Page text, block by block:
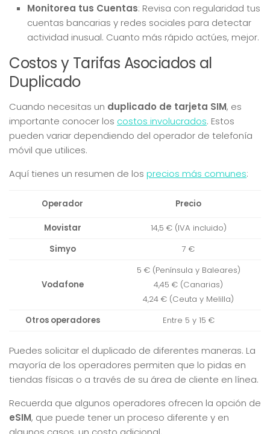
Monitorea tus Cuentas: Revisa con regularidad tus
cuentas bancarias y redes sociales para detectar
actividad inusual. Cuanto más rápido actúes, mejor.
Costos y Tarifas Asociados al
Duplicado
Cuando necesitas un duplicado de tarjeta SIM, es
importante conocer los costos involucrados. Estos
pueden variar dependiendo del operador de telefonía
móvil que utilices.
Aquí tienes un resumen de los precios más comunes:
Operador Precio
Movistar
14,5 € (IVA incluido)
Simyo
7 €
Vodafone
5 € (Península y Baleares)
4,45 € (Canarias)
4,24 € (Ceuta y Melilla)
Otros operadores
Entre 5 y 15 €
Puedes solicitar el duplicado de diferentes maneras. La
mayoría de los operadores permiten que lo pidas en
tiendas físicas o a través de su área de cliente en línea.
Recuerda que algunos operadores ofrecen la opción de
eSIM, que puede tener un proceso diferente y en